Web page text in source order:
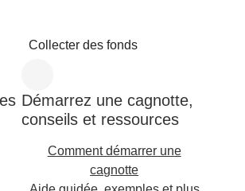
Collecter des fonds
Démarrez une cagnotte,
conseils et ressources
Comment démarrer une
cagnotte